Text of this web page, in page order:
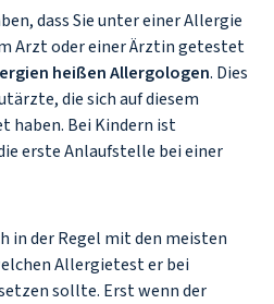
dass Sie unter einer Allergie
Arzt oder einer Ärztin getestet
heißen Allergologen. Dies
die sich auf diesem
haben. Bei Kindern ist
erste Anlaufstelle bei einer
in der Regel mit den meisten
Allergietest er bei
sollte. Erst wenn der